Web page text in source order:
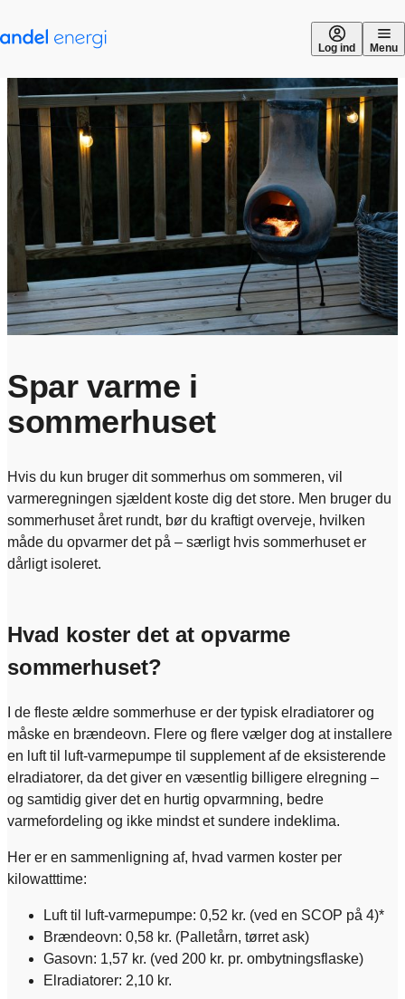
Log ind Menu
Spar varme i
sommerhuset
Hvis du kun bruger dit sommerhus om sommeren, vil
varmeregningen sjældent koste dig det store. Men bruger du
sommerhuset året rundt, bør du kraftigt overveje, hvilken
måde du opvarmer det på – særligt hvis sommerhuset er
dårligt isoleret.
Hvad koster det at opvarme
sommerhuset?
I de fleste ældre sommerhuse er der typisk elradiatorer og
måske en brændeovn. Flere og flere vælger dog at installere
en luft til luft-varmepumpe til supplement af de eksisterende
elradiatorer, da det giver en væsentlig billigere elregning –
og samtidig giver det en hurtig opvarmning, bedre
varmefordeling og ikke mindst et sundere indeklima.
Her er en sammenligning af, hvad varmen koster per
kilowatttime:
Luft til luft-varmepumpe: 0,52 kr. (ved en SCOP på 4)*
Brændeovn: 0,58 kr. (Palletårn, tørret ask)
Gasovn: 1,57 kr. (ved 200 kr. pr. ombytningsflaske)
Elradiatorer: 2,10 kr.